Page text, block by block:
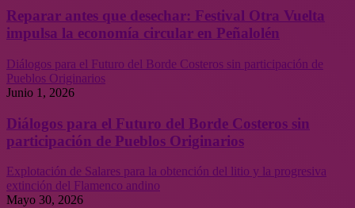
Reparar antes que desechar: Festival Otra Vuelta
impulsa la economía circular en Peñalolén
Diálogos para el Futuro del Borde Costeros sin participación de
Pueblos Originarios
Junio 1, 2026
Diálogos para el Futuro del Borde Costeros sin
participación de Pueblos Originarios
Explotación de Salares para la obtención del litio y la progresiva
extinción del Flamenco andino
Mayo 30, 2026